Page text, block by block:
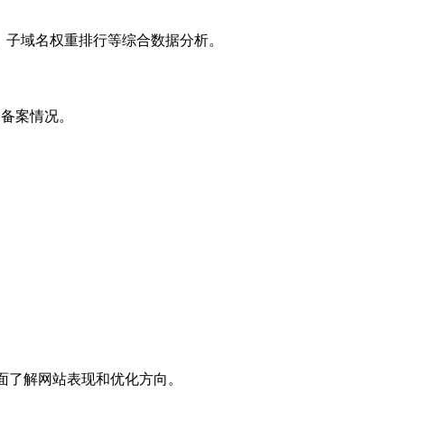
域名权重排行等综合数据分析。
案情况。
解网站表现和优化方向。